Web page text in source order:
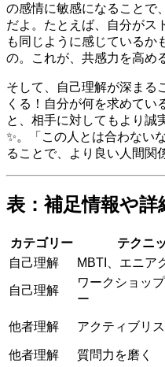
の感情に敏感になることで
だよ。たとえば、自分がス
も同じように感じているか
の。これが、共感力を高め
そして、自己理解が深まる
くる！自分が何を求めてい
と、相手に対してもより誠
✨。「この人とは合わない
ることで、より良い人間関
表：補足情報や詳
カテゴリー テクニ
自己理解
MBTI、エニア
自己理解
ワークショッ
ー
他者理解 アクティブリ
他者理解
質問力を磨く